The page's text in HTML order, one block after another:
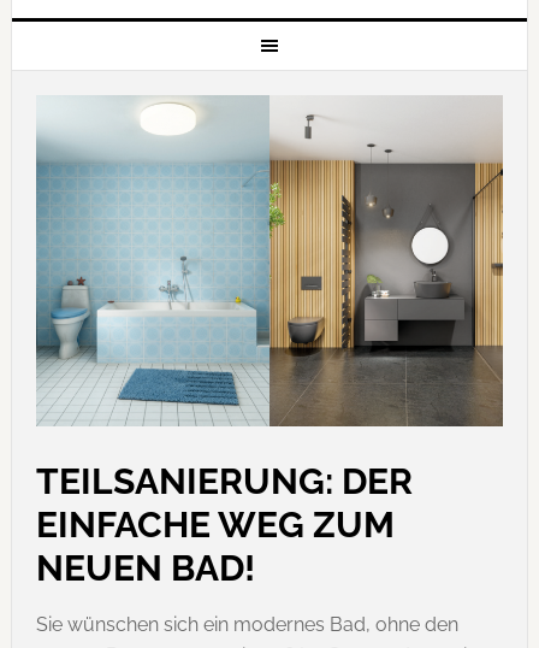
TEILSANIERUNG: DER
EINFACHE WEG ZUM
NEUEN BAD!
Sie wünschen sich ein modernes Bad, ohne den